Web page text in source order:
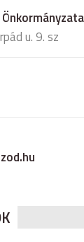
u. 9. sz